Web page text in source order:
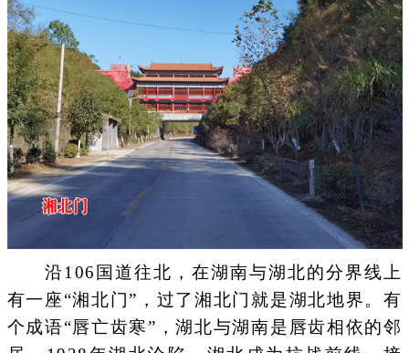
沿106国道往北，在湖南与湖北的分界线上
有一座“湘北门”，过了湘北门就是湖北地界。有
个成语“唇亡齿寒”，湖北与湖南是唇齿相依的邻